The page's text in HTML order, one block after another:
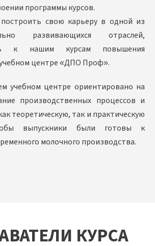
программы курсов.
свою карьеру в одной из
развивающихся отраслей,
к нашим курсам повышения
центре «ДПО Проф».
учебном центре ориентировано на
производственных процессов и
теоретическую, так и практическую
выпускники были готовы к
молочного производства.
КУРСА